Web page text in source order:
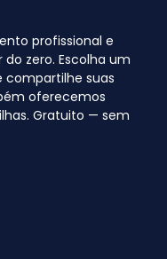
profissional e
zero. Escolha um
compartilhe suas
oferecemos
Gratuito — sem